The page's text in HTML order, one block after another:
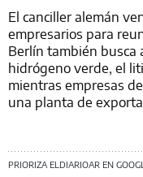
El canciller alemán
empresarios para
Berlín también busca
hidrógeno verde, el
mientras empresas
una planta de
PRIORIZA ELDIARIOAR EN